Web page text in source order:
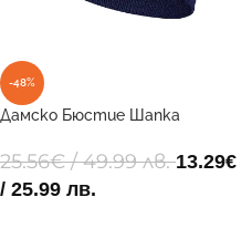
-48%
Дамско Бюстие Шапка
25.56€/ 49.99 лв.13.29€
/ 25.99 лв.